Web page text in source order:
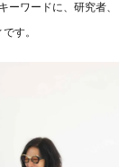
ワードに、研究者、
す。